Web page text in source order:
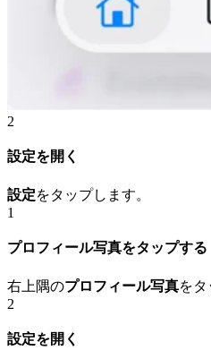
2
設定を開く
設定をタップします。
1
プロフィール写真をタップする
右上隅のプロフィール写真をタ
2
設定を開く